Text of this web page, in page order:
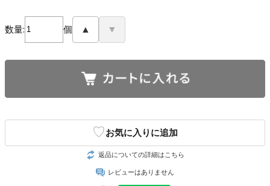
数量: 個 ▲ ▼
♡お気に入りに追加
返品についての詳細はこちら
レビューはありません